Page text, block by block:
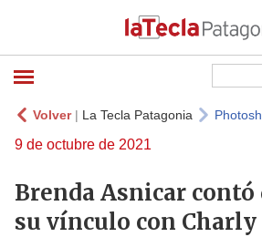
Volver| La Tecla Patagonia
9 de octubre de 2021
Brenda Asnicar contó
su vínculo con Charly